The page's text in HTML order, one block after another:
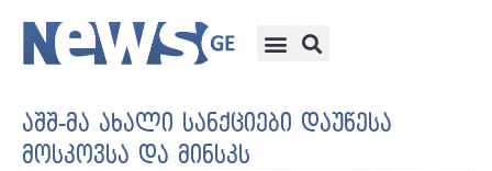
აშშ-მა ახალი სანქციები დაუწესა
მოსკოვსა და მინსკს